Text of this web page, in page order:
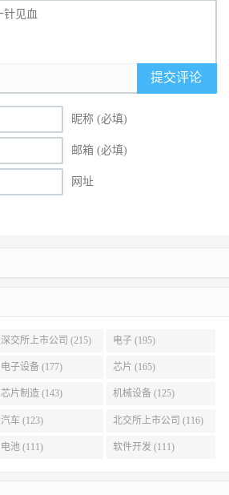
提交评论
昵称 (必填)
邮箱 (必填)
网址
深交所上市公司 (215) 电子 (195)
电子设备 (177) 芯片 (165)
芯片制造 (143) 机械设备 (125)
汽车 (123) 北交所上市公司 (116)
电池 (111) 软件开发 (111)